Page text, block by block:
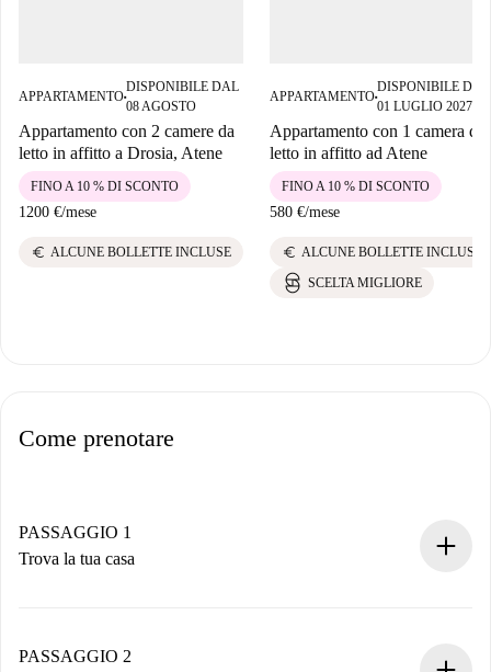
APPARTAMENTO■
DISPONIBILE DAL
08 AGOSTO
Appartamento con 2 camere da
letto in affitto a Drosia, Atene
1200 €/mese
FINO A 10 % DI SCONTO
euro ALCUNE BOLLETTE INCLUSE
APPARTAMENTO■
DISPONIBILE DAL
01 LUGLIO 2027
Appartamento con 1 camera da
letto in affitto ad Atene
580 €/mese
FINO A 10 % DI SCONTO
euro ALCUNE BOLLETTE INCLUSE
SCELTA MIGLIORE
Come prenotare
PASSAGGIO 1
Trova la tua casa
Hai tutte le informazioni necessarie in anticipo.
PASSAGGIO 2